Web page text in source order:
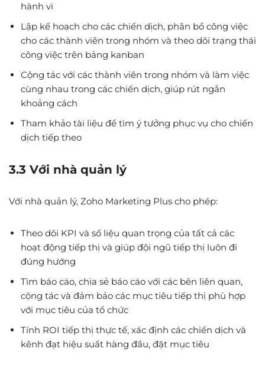
hành vi
Lập kế hoạch cho các chiến dịch, phân bổ công việc
cho các thành viên trong nhóm và theo dõi trạng thái
công việc trên bảng kanban
Cộng tác với các thành viên trong nhóm và làm việc
cùng nhau trong các chiến dịch, giúp rút ngắn
khoảng cách
Tham khảo tài liệu để tìm ý tưởng phục vụ cho chiến
dịch tiếp theo
3.3 Với nhà quản lý
Với nhà quản lý, Zoho Marketing Plus cho phép:
Theo dõi KPI và số liệu quan trọng của tất cả các
hoạt động tiếp thị và giúp đội ngũ tiếp thị luôn đi
đúng hướng
Tìm báo cáo, chia sẻ báo cáo với các bên liên quan,
cộng tác và đảm bảo các mục tiêu tiếp thị phù hợp
với mục tiêu của tổ chức
Tính ROI tiếp thị thực tế, xác định các chiến dịch và
kênh đạt hiệu suất hàng đầu, đặt mục tiêu